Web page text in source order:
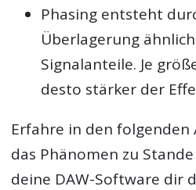
Phasing entsteht
Überlagerung
Signalanteile. Je
desto stärker der
Erfahre in den folgenden
das Phänomen zu
deine DAW-Software dir